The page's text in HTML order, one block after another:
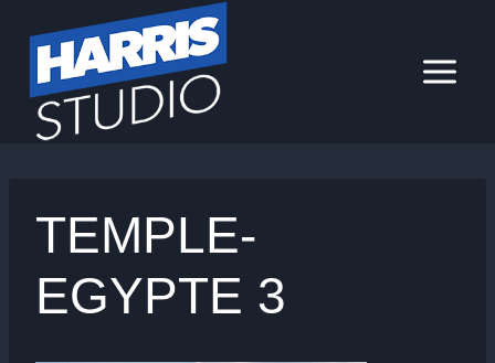
contenu
TEMPLE-
EGYPTE 3